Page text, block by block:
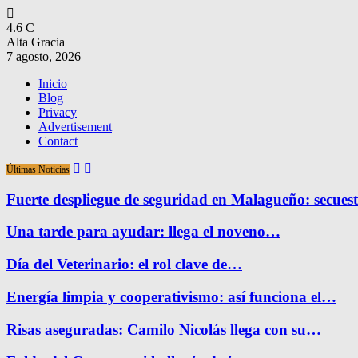
4.6 C
Alta Gracia
7 agosto, 2026
Inicio
Blog
Privacy
Advertisement
Contact
Últimas Noticias
Fuerte despliegue de seguridad en Malagueño:
Una tarde para ayudar: llega el noveno…
Día del Veterinario: el rol clave de…
Energía limpia y cooperativismo: así funciona el…
Risas aseguradas: Camilo Nicolás llega con su…